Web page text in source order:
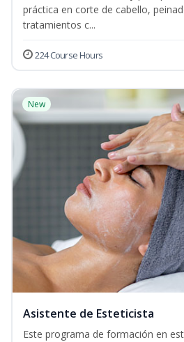
práctica en corte de cabello,
tratamientos c...
224 Course Hours
New
Asistente de Esteticista
Este programa de formación en